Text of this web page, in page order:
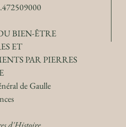
BIEN-ÊTRE
ET
PAR PIERRES
de Gaulle